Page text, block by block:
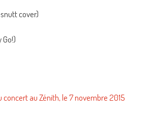
cover)
Go!)
concert au Zénith, le 7 novembre 2015